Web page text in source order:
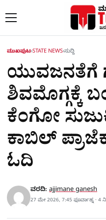
ಮುಖಪುಟ›STATE NEWS›ಸುದ್ದಿ
ಯುವಜನತೆಗೆ
ಶಿವಮೊಗ್ಗಕ್ಕೆ
ಕೆಂಗೋ
ಕಾಬಿಲ್​
ಓದಿ
ವರದಿ: ajjimane ganesh
27 ಮೇ 2026, 7:45 ಫೂರ್ವಾಹ್ನ ·